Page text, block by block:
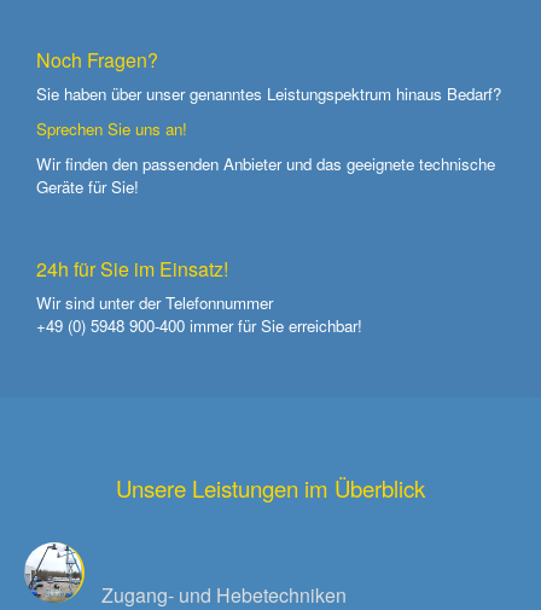
Noch Fragen?
Sie haben über unser genanntes Leistungspektrum hinaus Bedarf?
Sprechen Sie uns an!
Wir finden den passenden Anbieter und das geeignete technische
Geräte für Sie!
24h für Sie im Einsatz!
Wir sind unter der Telefonnummer
+49 (0) 5948 900-400 immer für Sie erreichbar!
Unsere Leistungen im Überblick
Zugang- und Hebetechniken